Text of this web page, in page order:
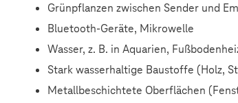
Grünpflanzen zwischen Sender und
Bluetooth-Geräte, Mikrowelle
Wasser, z. B. in Aquarien,
Stark wasserhaltige Baustoffe (Holz,
Metallbeschichtete Oberflächen